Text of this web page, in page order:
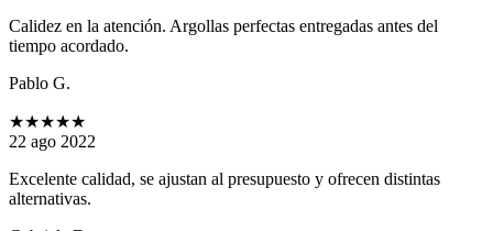
Calidez en la atención. Argollas perfectas entregadas antes del
tiempo acordado.
Pablo G.
★★★★★
22 ago 2022
Excelente calidad, se ajustan al presupuesto y ofrecen distintas
alternativas.